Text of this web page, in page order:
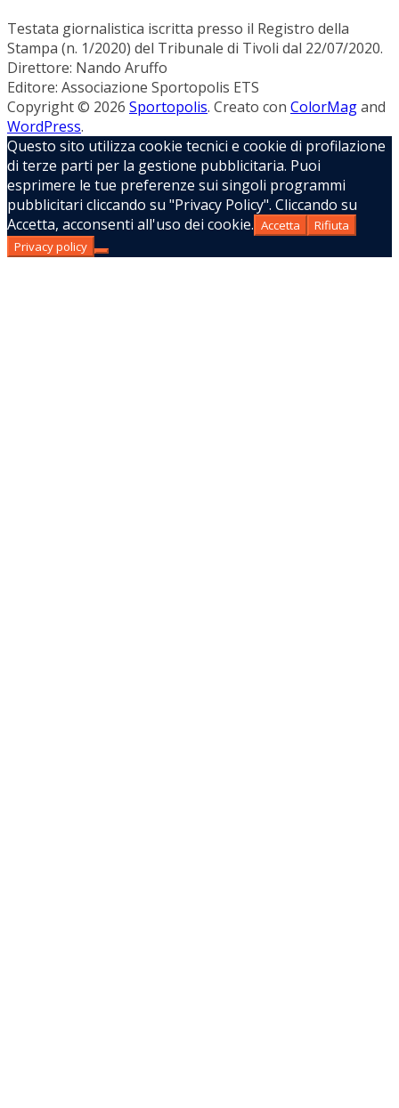
Testata giornalistica iscritta presso il Registro della
Stampa (n. 1/2020) del Tribunale di Tivoli dal 22/07/2020.
Direttore: Nando Aruffo
Editore: Associazione Sportopolis ETS
Copyright © 2026 Sportopolis. Creato con ColorMagand
WordPress.
Questo sito utilizza cookie tecnici e cookie di profilazione
di terze parti per la gestione pubblicitaria. Puoi
esprimere le tue preferenze sui singoli programmi
pubblicitari cliccando su "Privacy Policy". Cliccando su
Accetta, acconsenti all'uso dei cookie. Accetta
Rifiuta
Privacy policy